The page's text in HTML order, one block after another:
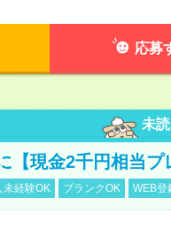
応募
未読
【現金2千円相当
未経験OK ブランクOK WEB登